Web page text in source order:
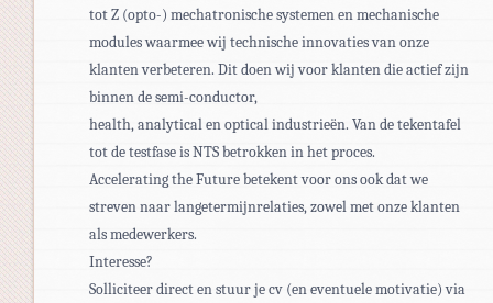
tot Z (opto-) mechatronische systemen en mechanische
modules waarmee wij technische innovaties van onze
klanten verbeteren. Dit doen wij voor klanten die actief zijn
binnen de semi-conductor,
health, analytical en optical industrieën. Van de tekentafel
tot de testfase is NTS betrokken in het proces.
Accelerating the Future betekent voor ons ook dat we
streven naar langetermijnrelaties, zowel met onze klanten
als medewerkers.
Interesse?
Solliciteer direct en stuur je cv (en eventuele motivatie) via